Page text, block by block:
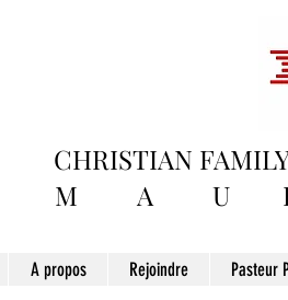
CHRISTIAN
M A U
A propos Rejoindre Pasteur